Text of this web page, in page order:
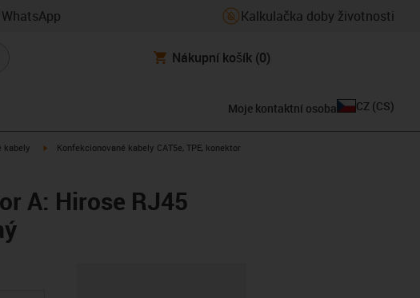
Kalkulačka doby životnosti
Nákupní košík (0)
Moje kontaktní osoba CZ (CS)
kabely igus-icon-arrow-right
Konfekcionované kabely CAT5e, TPE, konektor
A: Hirose RJ45